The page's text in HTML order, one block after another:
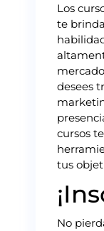
Los
te
desees
cursos
tus
No